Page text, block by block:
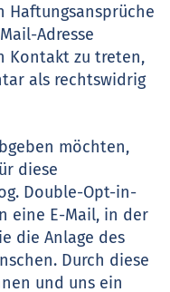
Haftungsansprüche
Adresse
Kontakt zu treten,
als rechtswidrig
möchten,
diese
Double-Opt-in-
eine E-Mail, in der
die Anlage des
Durch diese
und uns ein